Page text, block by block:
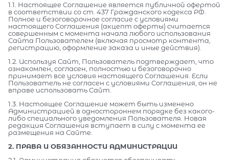
1.1. Настоящее Соглашение является публичной офертой
в соответствии со ст. 437 Гражданского кодекса РФ.
Полное и безоговорочное согласие с условиями
настоящего Соглашения (акцепт оферты) считается
совершенным с момента начала любого использования
Сайта Пользователем (включая просмотр контента,
регистрацию, оформление заказа и иные действия).
1.2. Используя Сайт, Пользователь подтверждает, что
ознакомлен, согласен, полностью и безоговорочно
принимает все условия настоящего Соглашения. Если
Пользователь не согласен с условиями Соглашения, он не
вправе использовать Сайт.
1.3. Настоящее Соглашение может быть изменено
Администрацией в одностороннем порядке без какого-
либо специального уведомления Пользователя. Новая
редакция Соглашения вступает в силу с момента ее
размещения на Сайте.
2. ПРАВА И ОБЯЗАННОСТИ АДМИНИСТРАЦИИ